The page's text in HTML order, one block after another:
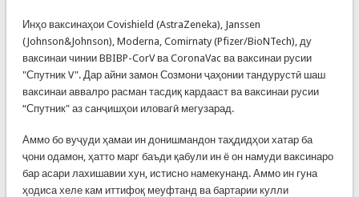
Инҳо ваксинаҳои Covishield (AstraZeneka), Janssen
(Johnson&Johnson), Moderna, Comirnaty (Pfizer/BioNTech), ду
ваксинаи чинии BBIBP-CorV ва CoronaVac ва ваксинаи русии
"Спутник V". Дар айни замон Созмони ҷаҳонии тандурустӣ шаш
ваксинаи аввалро расман тасдиқ кардааст ва ваксинаи русии
“Спутник" аз санҷишҳои иловагӣ мегузарад.
Аммо бо вуҷуди ҳамаи ин донишмандон таҳдидҳои хатар ба
ҷони одамон, ҳатто марг баъди қабули ин ё он намуди ваксинаро
бар асари лахишавии хун, истисно намекунанд. Аммо ин гуна
ҳодиса хеле кам иттифоқ меуфтанд ва бартарии кулли